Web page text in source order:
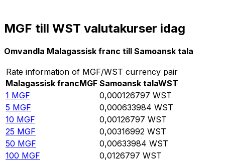
MGF till WST valutakurser idag
Omvandla Malagassisk franc till Samoansk tala
Rate information of MGF/WST currency pair
Malagassisk francMGF Samoansk talaWST
1 MGF 0,000126797 WST
5 MGF 0,000633984 WST
10 MGF 0,00126797 WST
25 MGF 0,00316992 WST
50 MGF 0,00633984 WST
100 MGF 0,0126797 WST